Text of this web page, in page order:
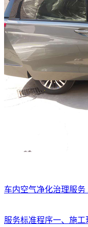
车内空气净化治理服务
服务标准程序一、施